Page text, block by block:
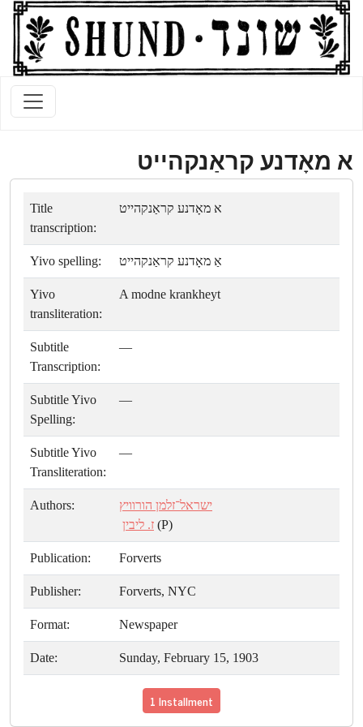
א מאָדנע קראַנקהייט
Title
transcription:
א מאָדנע קראַנקהייט
Yivo spelling: אַ מאָדנע קראַנקהייט
Yivo
transliteration:
A modne krankheyt
Subtitle
Transcription:
—
Subtitle Yivo
Spelling:
—
Subtitle Yivo
Transliteration:
—
Authors:
ישראל־זלמן הורוויץ
ז. ליבין (P)
Publication: Forverts
Publisher: Forverts, NYC
Format: Newspaper
Date: Sunday, February 15, 1903
1 Installment